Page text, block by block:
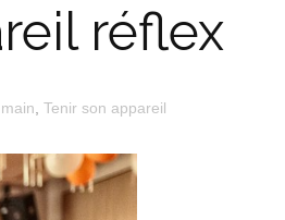
réflex
Tenir son appareil